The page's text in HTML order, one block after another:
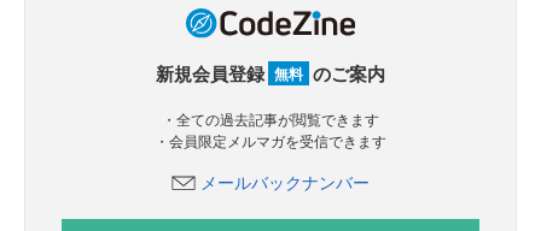
新規会員登録 無料 のご案内
・全ての過去記事が閲覧できます
・会員限定メルマガを受信できます
メールバックナンバー